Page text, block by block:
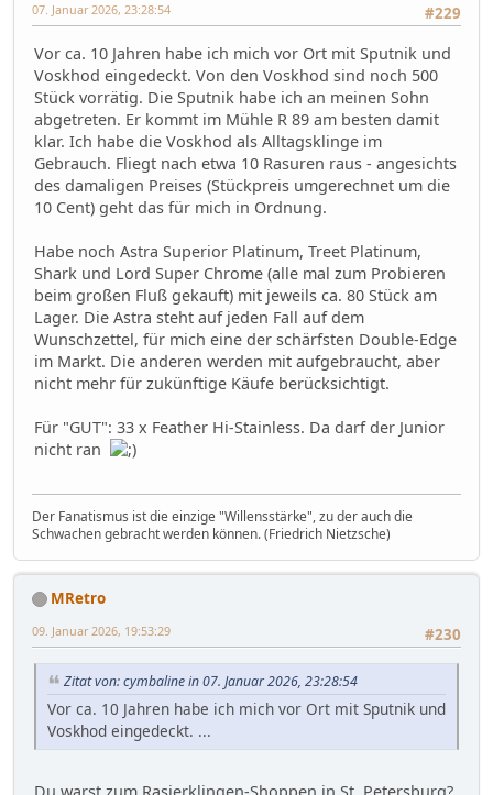
#229
07. Januar 2026, 23:28:54
Vor ca. 10 Jahren habe ich mich vor Ort mit Sputnik und
Voskhod eingedeckt. Von den Voskhod sind noch 500
Stück vorrätig. Die Sputnik habe ich an meinen Sohn
abgetreten. Er kommt im Mühle R 89 am besten damit
klar. Ich habe die Voskhod als Alltagsklinge im
Gebrauch. Fliegt nach etwa 10 Rasuren raus - angesichts
des damaligen Preises (Stückpreis umgerechnet um die
10 Cent) geht das für mich in Ordnung.
Habe noch Astra Superior Platinum, Treet Platinum,
Shark und Lord Super Chrome (alle mal zum Probieren
beim großen Fluß gekauft) mit jeweils ca. 80 Stück am
Lager. Die Astra steht auf jeden Fall auf dem
Wunschzettel, für mich eine der schärfsten Double-Edge
im Markt. Die anderen werden mit aufgebraucht, aber
nicht mehr für zukünftige Käufe berücksichtigt.
Für "GUT": 33 x Feather Hi-Stainless. Da darf der Junior
nicht ran
Der Fanatismus ist die einzige "Willensstärke", zu der auch die
Schwachen gebracht werden können. (Friedrich Nietzsche)
MRetro
#230
09. Januar 2026, 19:53:29
Zitat von: cymbaline in 07. Januar 2026, 23:28:54
Vor ca. 10 Jahren habe ich mich vor Ort mit Sputnik und
Voskhod eingedeckt. ...